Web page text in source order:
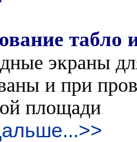
табло
экраны
и при
площади